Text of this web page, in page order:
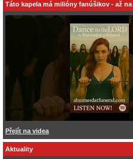
Táto kapela má milióny fanúšikov - až
Přejít na videa
Aktuality